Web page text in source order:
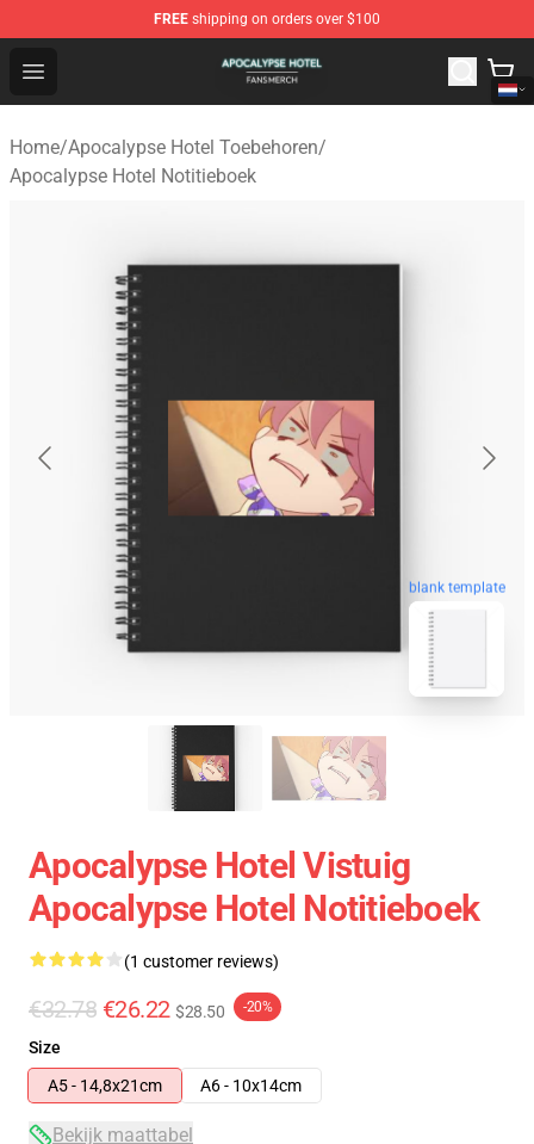
FREE shipping on orders over $100
Open menu
Apocalypse Hotel Shop - Official Apocalypse Hotel
Home/Apocalypse Hotel Toebehoren/
Apocalypse Hotel Notitieboek
blank template
Apocalypse Hotel Vistuig
Apocalypse Hotel Notitieboek
(1 customer reviews)
€32.78 €26.22 $28.50 -20%
Size
A5 - 14,8x21cm
A6 - 10x14cm
Bekijk maattabel